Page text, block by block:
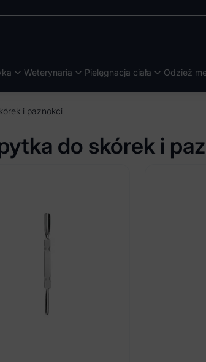
Weterynaria Pielęgnacja ciała Odzież
i paznokci
do skórek i